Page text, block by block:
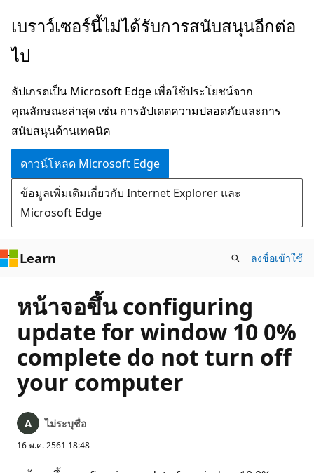
ข้าม
ยัง
หลัก
เบราว์เซอร์นี้ไม่ได้รับการสนับสนุนอีกต่อ
ไป
อัปเกรดเป็น Microsoft Edge เพื่อใช้ประโยชน์จาก
คุณลักษณะล่าสุด เช่น การอัปเดตความปลอดภัยและการ
สนับสนุนด้านเทคนิค
ดาวน์โหลด Microsoft Edge
ข้อมูลเพิ่มเติมเกี่ยวกับ Internet Explorer และ
Microsoft Edge
Learn ลงชื่อเข้าใช้
หน้าจอขึ้น configuring
update for window 10 0%
complete do not turn off
your computer
ไม่ระบุชื่อ
16 พ.ค. 2561 18:48